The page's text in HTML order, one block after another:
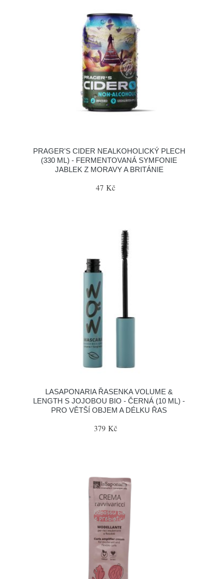
PRAGER'S CIDER NEALKOHOLICKÝ PLECH
(330 ML) - FERMENTOVANÁ SYMFONIE
JABLEK Z MORAVY A BRITÁNIE
47 Kč
LASAPONARIA ŘASENKA VOLUME &
LENGTH S JOJOBOU BIO - ČERNÁ (10 ML) -
PRO VĚTŠÍ OBJEM A DÉLKU ŘAS
379 Kč